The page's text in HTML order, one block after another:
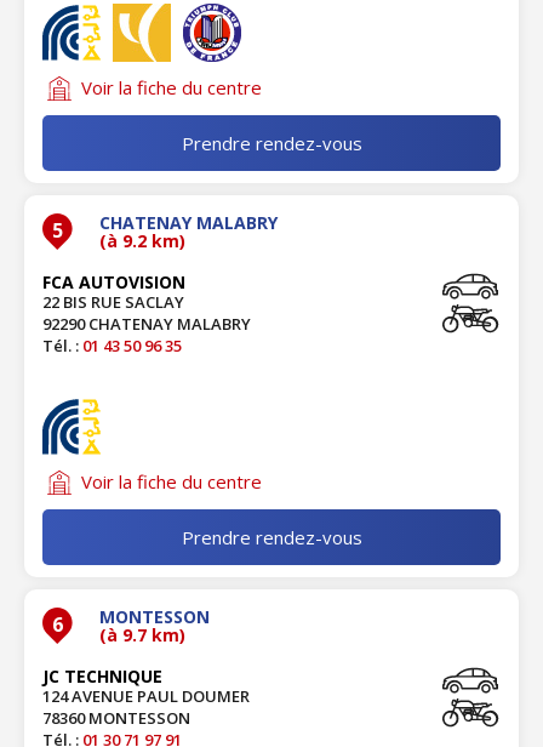
Voir la fiche du centre
Prendre rendez-vous
5 CHATENAY MALABRY
(à 9.2 km)
FCA AUTOVISION
22 BIS RUE SACLAY
92290 CHATENAY MALABRY
Tél. : 01 43 50 96 35
Voir la fiche du centre
Prendre rendez-vous
6 MONTESSON
(à 9.7 km)
JC TECHNIQUE
124 AVENUE PAUL DOUMER
78360 MONTESSON
Tél. : 01 30 71 97 91